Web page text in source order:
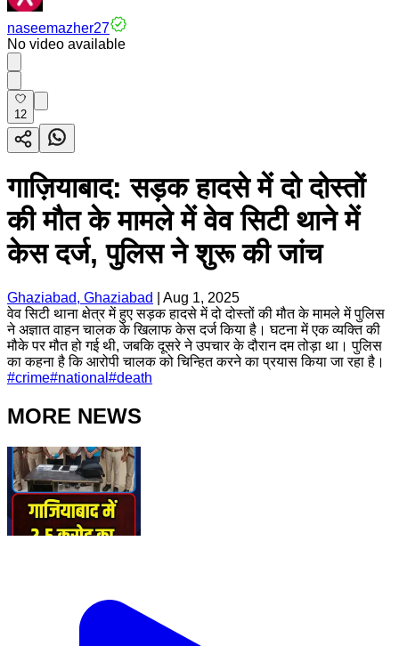
naseemazher27
No video available
12
गाज़ियाबाद: सड़क हादसे में दो दोस्तों
की मौत के मामले में वेव सिटी थाने में
केस दर्ज, पुलिस ने शुरू की जांच
Ghaziabad, Ghaziabad
Aug 1, 2025
वेव सिटी थाना क्षेत्र में हुए सड़क हादसे में दो दोस्तों की मौत के मामले में पुलिस
ने अज्ञात वाहन चालक के खिलाफ केस दर्ज किया है। घटना में एक व्यक्ति की
मौके पर मौत हो गई थी, जबकि दूसरे ने उपचार के दौरान दम तोड़ा था। पुलिस
का कहना है कि आरोपी चालक को चिन्हित करने का प्रयास किया जा रहा है।
#crime#national #death
MORE NEWS